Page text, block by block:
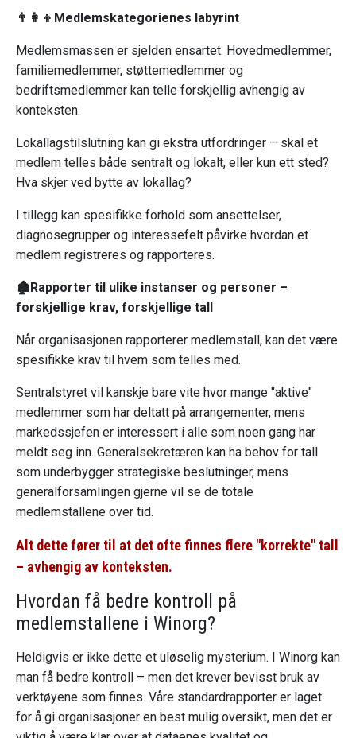
👨‍👩‍👦Medlemskategorienes labyrint
Medlemsmassen er sjelden ensartet. Hovedmedlemmer,
familiemedlemmer, støttemedlemmer og
bedriftsmedlemmer kan telle forskjellig avhengig av
konteksten.
Lokallagstilslutning kan gi ekstra utfordringer – skal et
medlem telles både sentralt og lokalt, eller kun ett sted?
Hva skjer ved bytte av lokallag?
I tillegg kan spesifikke forhold som ansettelser,
diagnosegrupper og interessefelt påvirke hvordan et
medlem registreres og rapporteres.
🏚️Rapporter til ulike instanser og personer –
forskjellige krav, forskjellige tall
Når organisasjonen rapporterer medlemstall, kan det være
spesifikke krav til hvem som telles med.
Sentralstyret vil kanskje bare vite hvor mange "aktive"
medlemmer som har deltatt på arrangementer, mens
markedssjefen er interessert i alle som noen gang har
meldt seg inn. Generalsekretæren kan ha behov for tall
som underbygger strategiske beslutninger, mens
generalforsamlingen gjerne vil se de totale
medlemstallene over tid.
Alt dette fører til at det ofte finnes flere "korrekte" tall
– avhengig av konteksten.
Hvordan få bedre kontroll på
medlemstallene i Winorg?
Heldigvis er ikke dette et uløselig mysterium. I Winorg kan
man få bedre kontroll – men det krever bevisst bruk av
verktøyene som finnes. Våre standardrapporter er laget
for å gi organisasjoner en best mulig oversikt, men det er